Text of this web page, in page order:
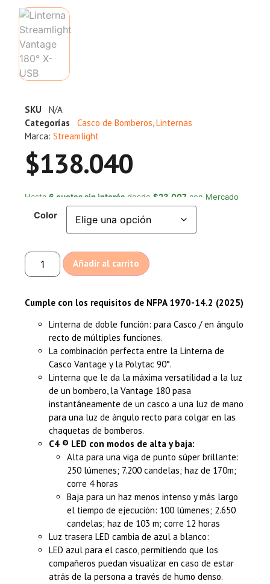
SKU
N/A
Categorías
Casco de Bomberos,Linternas
Marca:Streamlight
$138.040
Hasta6 cuotas sin interés desde$23.007 con Mercado
Color
Añadir al carrito
Cumple con los requisitos de NFPA 1970-14.2 (2025)
Linterna de doble función: para Casco / en ángulo
recto de múltiples funciones.
La combinación perfecta entre la Linterna de
Casco Vantage y la Polytac 90°.
Linterna que le da la máxima versatilidad a la luz
de un bombero, la Vantage 180 pasa
instantáneamente de un casco a una luz de mano
para una luz de ángulo recto para colgar en las
chaquetas de bomberos.
C4 ® LED con modos de alta y baja:
Alta para una viga de punto súper brillante:
250 lúmenes; 7.200 candelas; haz de 170m;
corre 4 horas
Baja para un haz menos intenso y más largo
el tiempo de ejecución: 100 lúmenes; 2.650
candelas; haz de 103 m; corre 12 horas
Luz trasera LED cambia de azul a blanco:
LED azul para el casco, permitiendo que los
compañeros puedan visualizar en caso de estar
atrás de la persona a través de humo denso.